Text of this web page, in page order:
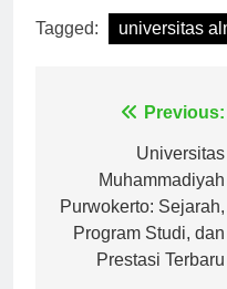
Tagged: universitas
NavigasiPrevious:
Universitas
Muhammadiyah
Purwokerto: Sejarah,
Program Studi, dan
Prestasi Terbaru